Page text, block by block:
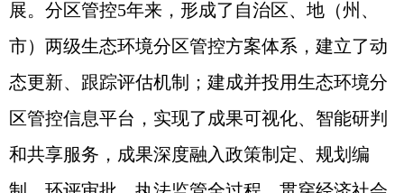
展。分区管控5年来，形成了自治区、地（州、
市）两级生态环境分区管控方案体系，建立了动
态更新、跟踪评估机制；建成并投用生态环境分
区管控信息平台，实现了成果可视化、智能研判
和共享服务，成果深度融入政策制定、规划编